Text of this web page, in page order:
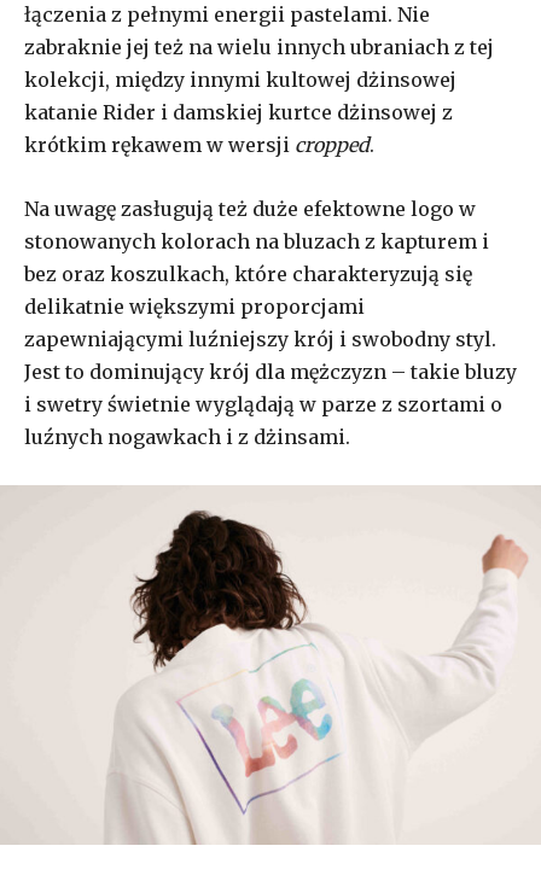
łączenia z pełnymi energii pastelami. Nie
zabraknie jej też na wielu innych ubraniach z tej
kolekcji, między innymi kultowej dżinsowej
katanie Rider i damskiej kurtce dżinsowej z
krótkim rękawem w wersji cropped.
Na uwagę zasługują też duże efektowne logo w
stonowanych kolorach na bluzach z kapturem i
bez oraz koszulkach, które charakteryzują się
delikatnie większymi proporcjami
zapewniającymi luźniejszy krój i swobodny styl.
Jest to dominujący krój dla mężczyzn – takie bluzy
i swetry świetnie wyglądają w parze z szortami o
luźnych nogawkach i z dżinsami.